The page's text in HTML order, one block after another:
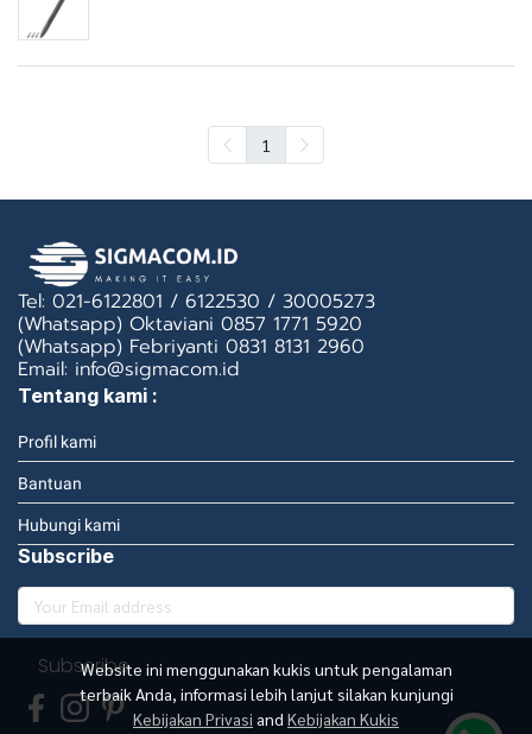
1
Website ini menggunakan kukis untuk pengalaman
terbaik Anda, informasi lebih lanjut silakan kunjungi
Kebijakan Privasi and Kebijakan Kukis
Tel: 021-6122801 / 6122530 / 30005273
(Whatsapp) Oktaviani 0857 1771 5920
(Whatsapp) Febriyanti 0831 8131 2960
Email: info@sigmacom.id
Tentang kami :
Profil kami
Bantuan
Hubungi kami
Subscribe
Subscribe